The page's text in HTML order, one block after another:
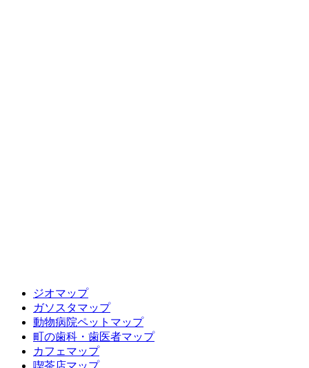
ジオマップ
ガソスタマップ
動物病院ペットマップ
町の歯科・歯医者マップ
カフェマップ
喫茶店マップ